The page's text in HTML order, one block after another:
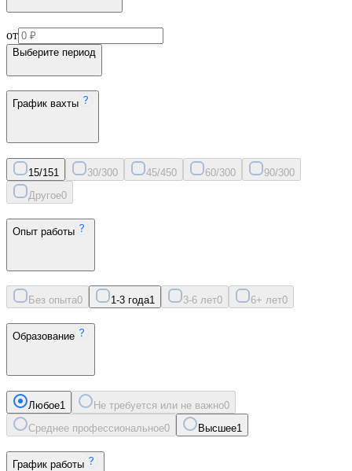
от
Выберите период
График вахты
15/151 30/300 45/450 60/300 90/300
Другое0
Опыт работы
Без опыта0 1-3 года1 3-6 лет0 6+ лет0
Образование
Любое1 Не требуется или не важно0
Среднее профессиональное0 Высшее1
График работы